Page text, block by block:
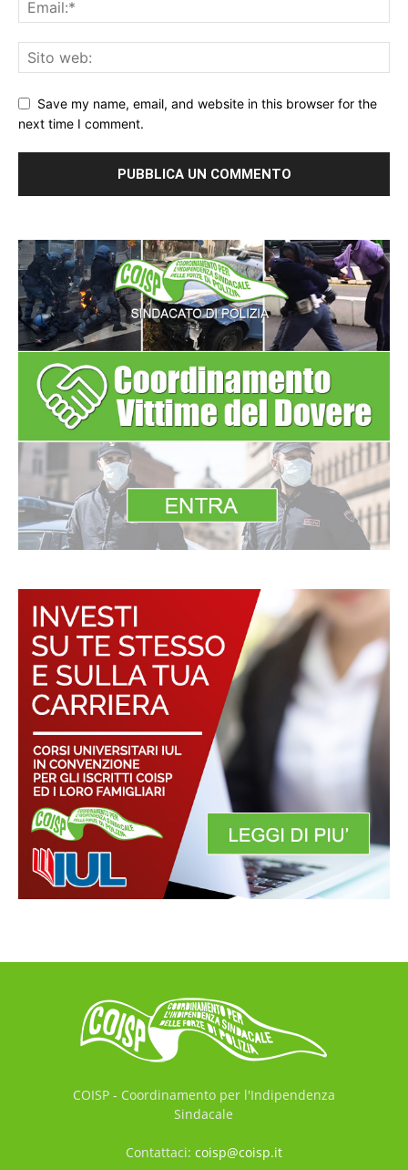
Save my name, email, and website in this browser for the
next time I comment.
COISP - Coordinamento per l'Indipendenza
Sindacale
Contattaci: coisp@coisp.it